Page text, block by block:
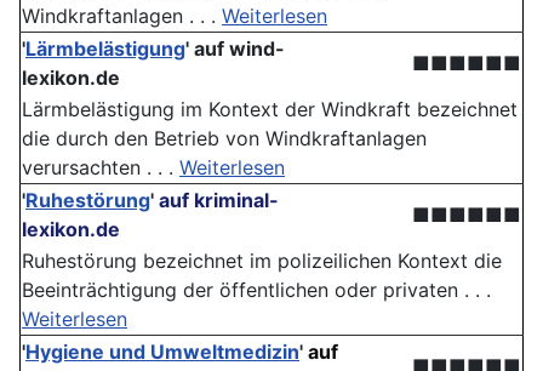
Windkraftanlagen . . . Weiterlesen
'Lärmbelästigung' auf wind-
lexikon.de
■■■■■■
Lärmbelästigung im Kontext der Windkraft bezeichnet
die durch den Betrieb von Windkraftanlagen
verursachten . . . Weiterlesen
'Ruhestörung' auf kriminal-
lexikon.de
■■■■■■
Ruhestörung bezeichnet im polizeilichen Kontext die
Beeinträchtigung der öffentlichen oder privaten . . .
Weiterlesen
'Hygiene und Umweltmedizin' auf